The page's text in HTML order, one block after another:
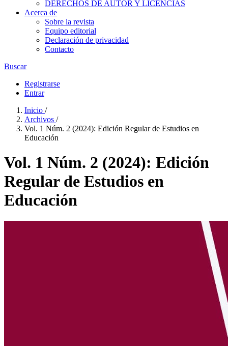
DERECHOS DE AUTOR Y LICENCIAS
Acerca de
Sobre la revista
Equipo editorial
Declaración de privacidad
Contacto
Buscar
Registrarse
Entrar
Inicio /
Archivos /
Vol. 1 Núm. 2 (2024): Edición Regular de Estudios en
Educación
Vol. 1 Núm. 2 (2024): Edición
Regular de Estudios en
Educación